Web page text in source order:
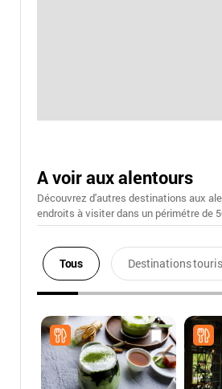
A voir aux alentours
Découvrez d'autres destinations aux
endroits à visiter dans un périmétre de
Tous Destinations